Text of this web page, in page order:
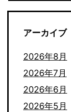
アーカイブ
2026年8月
2026年7月
2026年6月
2026年5月